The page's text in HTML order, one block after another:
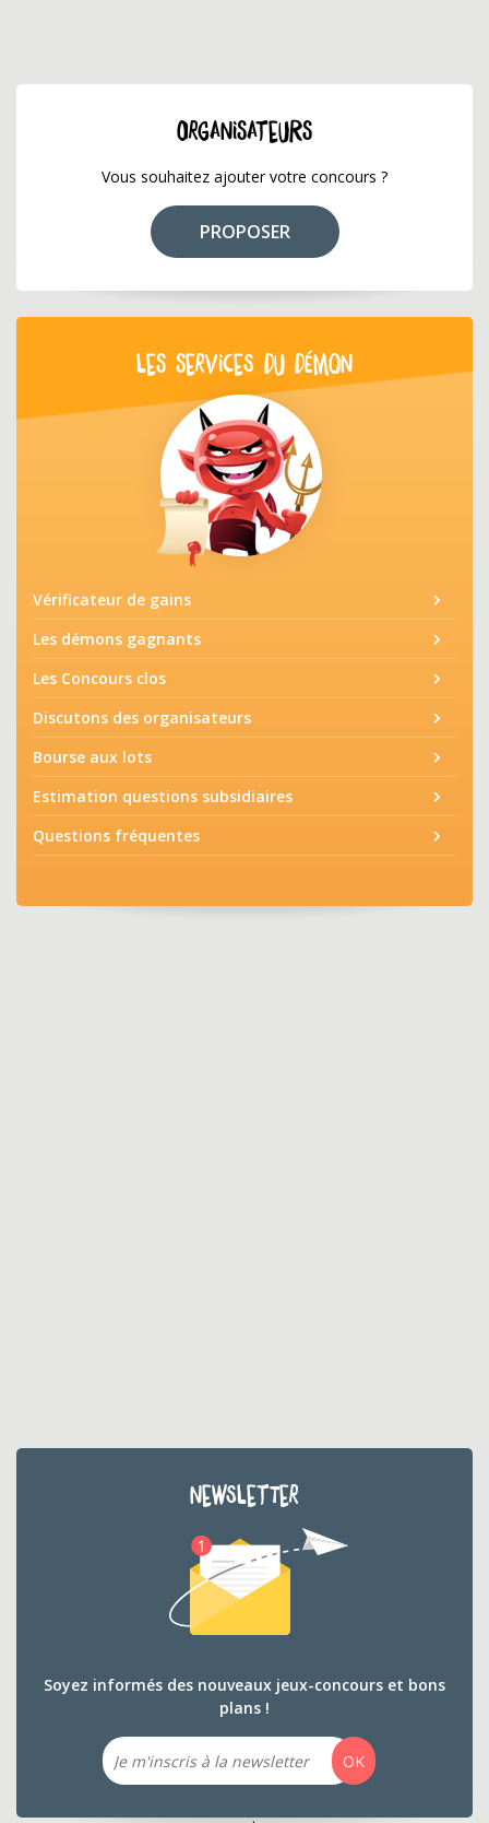
ORGANISATEURS
Vous souhaitez ajouter votre concours ?
PROPOSER
LES SERVICES DU DÉMON
Vérificateur de gains
Les démons gagnants
Les Concours clos
Discutons des organisateurs
Bourse aux lots
Estimation questions subsidiaires
Questions fréquentes
NEWSLETTER
Soyez informés des nouveaux jeux-concours et bons
plans !
Email
OK